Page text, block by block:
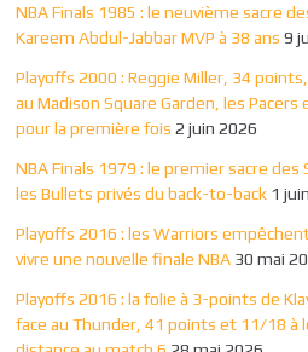
NBA Finals 1985 : le neuvième sacre
Kareem Abdul-Jabbar MVP à 38 ans 9
Playoffs 2000 : Reggie Miller, 34
au Madison Square Garden, les Pacers
pour la première fois 2 juin 2026
NBA Finals 1979 : le premier sacre des
les Bullets privés du back-to-back 1
Playoffs 2016 : les Warriors
vivre une nouvelle finale NBA 30 mai
Playoffs 2016 : la folie à 3-points de
face au Thunder, 41 points et 11/18 à